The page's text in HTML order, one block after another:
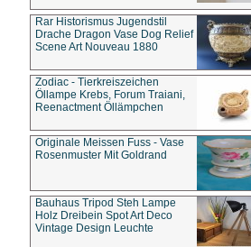
Rar Historismus Jugendstil
Drache Dragon Vase Dog Relief
Scene Art Nouveau 1880
Zodiac - Tierkreiszeichen
Öllampe Krebs, Forum Traiani,
Reenactment Öllämpchen
Originale Meissen Fuss - Vase
Rosenmuster Mit Goldrand
Bauhaus Tripod Steh Lampe
Holz Dreibein Spot Art Deco
Vintage Design Leuchte